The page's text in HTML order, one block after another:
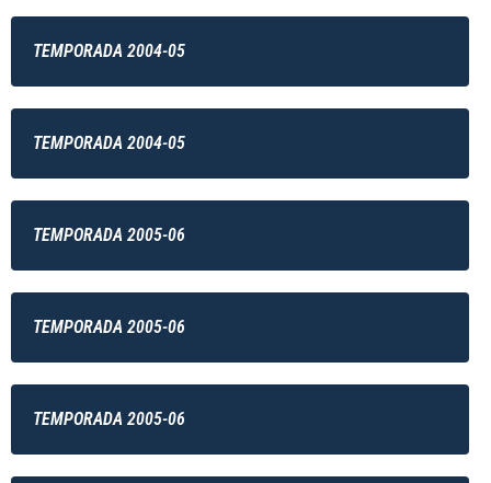
TEMPORADA 2004-05
TEMPORADA 2004-05
TEMPORADA 2005-06
TEMPORADA 2005-06
TEMPORADA 2005-06